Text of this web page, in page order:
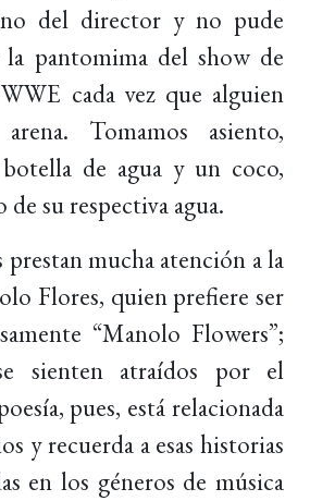
del director y no pude
pantomima del show de
cada vez que alguien
Tomamos asiento,
de agua y un coco,
su respectiva agua.
mucha atención a la
Flores, quien prefiere ser
“Manolo Flowers”;
sienten atraídos por el
pues, está relacionada
y recuerda a esas historias
en los géneros de música